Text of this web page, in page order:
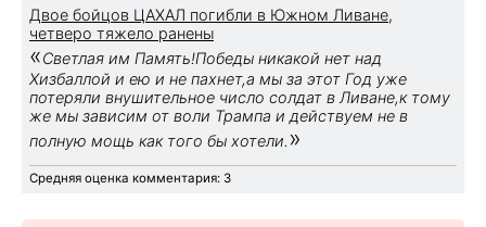
Двое бойцов ЦАХАЛ погибли в Южном Ливане,
четверо тяжело ранены
«Светлая им Память!Победы никакой нет над
Хизбаллой и ею и не пахнет,а мы за этот Год уже
потеряли внушительное число солдат в Ливане,к тому
же мы зависим от воли Трампа и действуем не в
полную мощь как того бы хотели. »
Средняя оценка комментария: 3